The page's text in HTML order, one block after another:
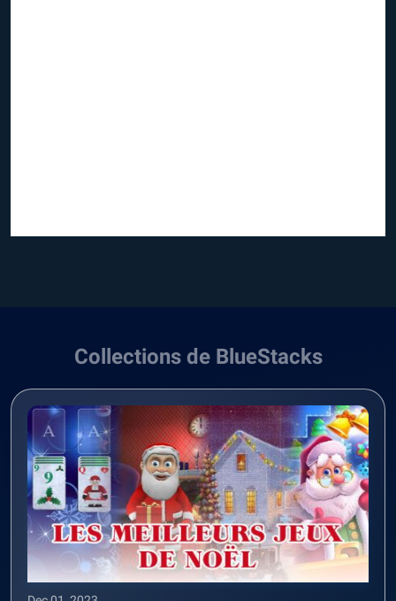
Collections de BlueStacks